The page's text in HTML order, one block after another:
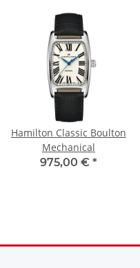
Hamilton Classic Boulton
Mechanical
975,00 € *